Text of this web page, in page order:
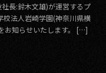
長:鈴木文雄)が運営するプ
校法人岩崎学園(神奈川県横
お知らせいたします。 […]